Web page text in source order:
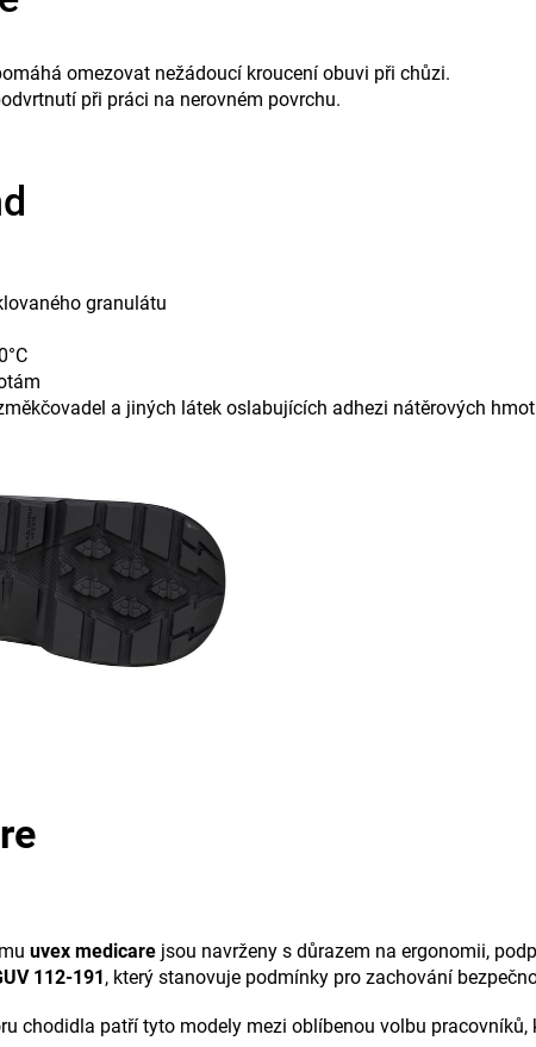
omezovat nežádoucí kroucení obuvi při chůzi.
při práci na nerovném povrchu.
granulátu
a jiných látek oslabujících adhezi nátěrových hmot
uvex medicare jsou navrženy s důrazem na ergonomii,
112-191, který stanovuje podmínky pro zachování
chodidla patří tyto modely mezi oblíbenou volbu